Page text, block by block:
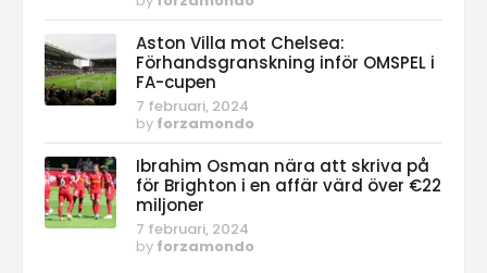
Aston Villa mot Chelsea:
Förhandsgranskning inför OMSPEL i
FA-cupen
7 februari, 2024
by forzamondo
Ibrahim Osman nära att skriva på
för Brighton i en affär värd över €22
miljoner
7 februari, 2024
by forzamondo